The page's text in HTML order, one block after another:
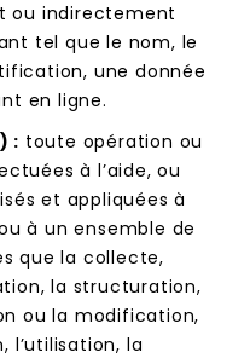
ou indirectement
tel que le nom, le
une donnée
en ligne.
: toute opération ou
à l’aide, ou
et appliquées à
à un ensemble de
que la collecte,
la structuration,
ou la modification,
l’utilisation, la